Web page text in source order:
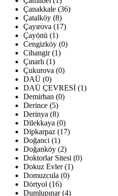
Çanakkale (36)
Çatalköy (8)
Çayırova (17)
Çayönü (1)
Cengizköy (0)
Cihangir (1)
Çınarlı (1)
Çukurova (0)
DAÜ (0)
DAÜ ÇEVRESİ (1)
Demirhan (0)
Derince (5)
Derinya (8)
Dilekkaya (0)
Dipkarpaz (17)
Doğanci (1)
Doğanköy (2)
Doktorlar Sitesi (0)
Dokuz Evler (1)
Domuzcula (0)
Dörtyol (16)
Dumlupınar (4)